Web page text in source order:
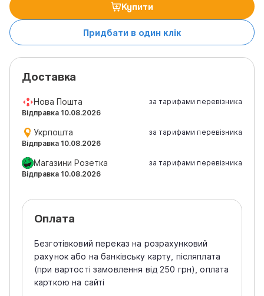
Купити
Придбати в один клік
Доставка
Нова Пошта
Відправка 10.08.2026
за тарифами перевізника
Укрпошта
Відправка 10.08.2026
за тарифами перевізника
Магазини Розетка
Відправка 10.08.2026
за тарифами перевізника
Оплата
Безготівковий переказ на розрахунковий
рахунок або на банківську карту, післяплата
(при вартості замовлення від 250 грн), оплата
карткою на сайті